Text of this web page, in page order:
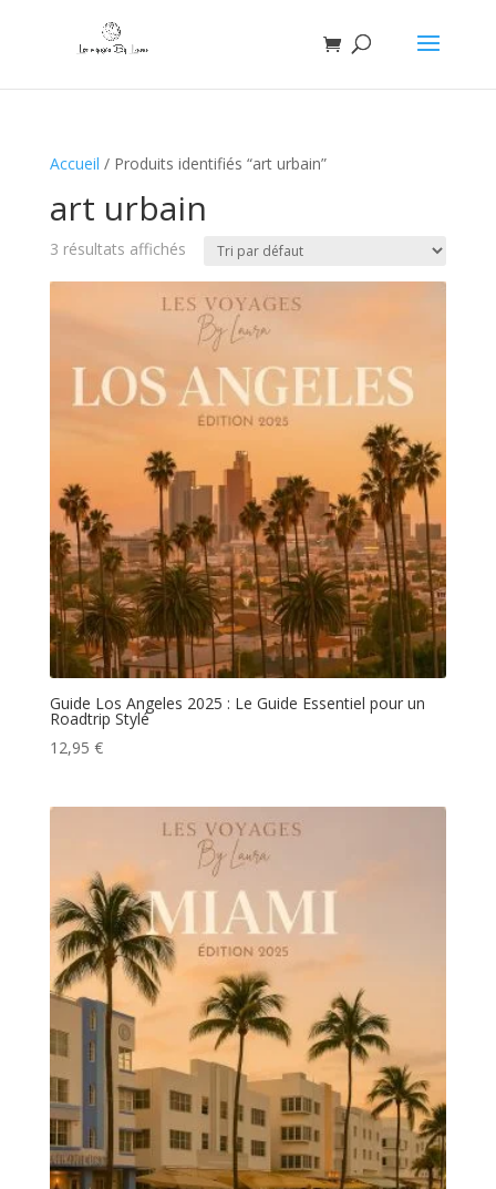
Accueil / Produits identifiés “art urbain”
art urbain
3 résultats affichés
Guide Los Angeles 2025 : Le Guide Essentiel pour un
Roadtrip Stylé
12,95 €